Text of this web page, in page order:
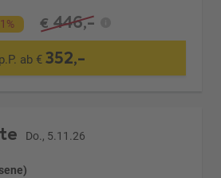
€ 446,-
p.P. ab €352,-
Do., 5.11.26